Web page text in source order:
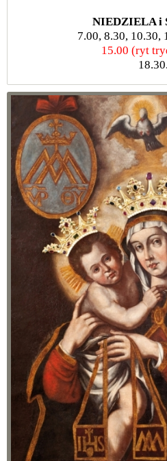
NIEDZIELA i
7.00, 8.30, 10.30,
15.00 (ryt
18.30.